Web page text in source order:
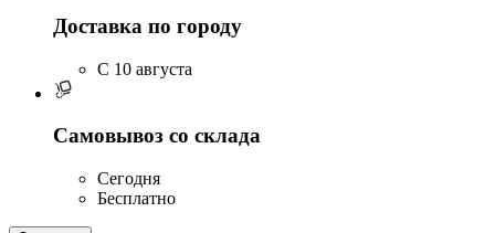
Доставка по городу
C 10 августа
Самовывоз со склада
Сегодня
Бесплатно